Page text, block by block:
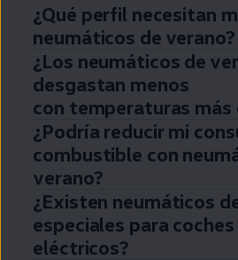
¿Qué perfil necesitan
neumáticos de verano?
¿Los neumáticos de
desgastan menos
con temperaturas más
¿Podría reducir mi
combustible con
verano?
¿Existen neumáticos
especiales para coches
eléctricos?